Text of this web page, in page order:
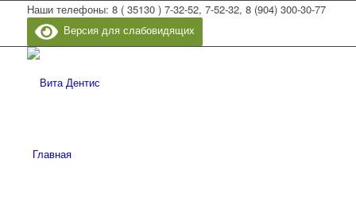
Наши телефоны: 8 ( 35130 ) 7-32-52, 7-52-32, 8 (904) 300-30-77
Версия для слабовидящих
Главная